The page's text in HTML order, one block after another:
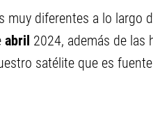
muy diferentes a lo largo
abril 2024, además de las
satélite que es